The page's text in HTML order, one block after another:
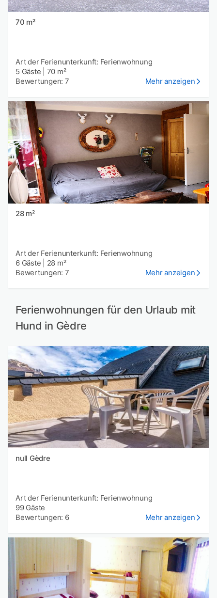
70 m²
Art der Ferienunterkunft: Ferienwohnung
5 Gäste
70 m²
Bewertungen: 7
Mehr anzeigen
28 m²
Art der Ferienunterkunft: Ferienwohnung
6 Gäste
28 m²
Bewertungen: 7
Mehr anzeigen
Ferienwohnungen für den Urlaub mit
Hund in Gèdre
null Gèdre
Art der Ferienunterkunft: Ferienwohnung
99 Gäste
Bewertungen: 6
Mehr anzeigen